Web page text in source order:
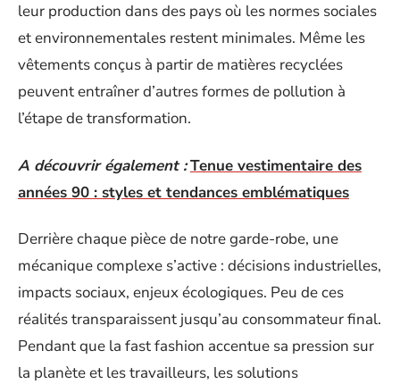
leur production dans des pays où les normes sociales
et environnementales restent minimales. Même les
vêtements conçus à partir de matières recyclées
peuvent entraîner d’autres formes de pollution à
l’étape de transformation.
A découvrir également :Tenue vestimentaire des
années 90 : styles et tendances emblématiques
Derrière chaque pièce de notre garde-robe, une
mécanique complexe s’active : décisions industrielles,
impacts sociaux, enjeux écologiques. Peu de ces
réalités transparaissent jusqu’au consommateur final.
Pendant que la fast fashion accentue sa pression sur
la planète et les travailleurs, les solutions